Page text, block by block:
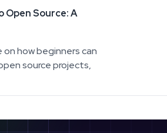
Source: A
how beginners can
source projects,